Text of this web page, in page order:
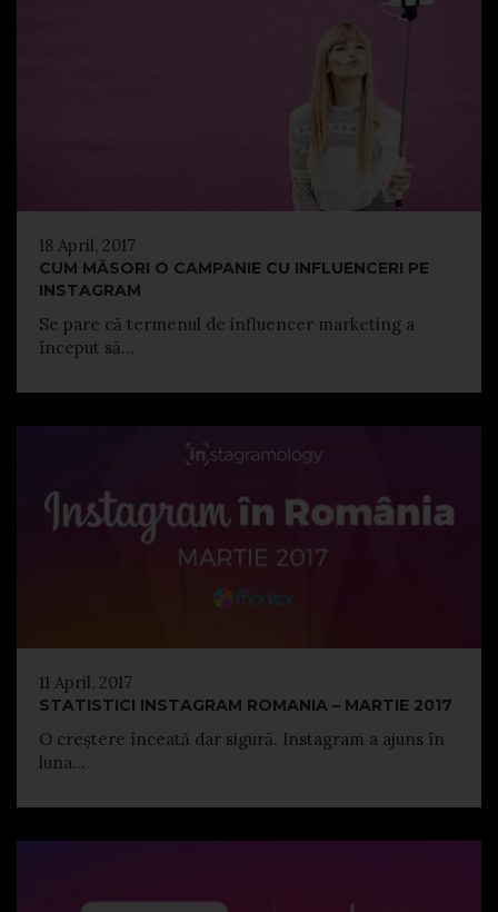
18 April, 2017
CUM MĂSORI O CAMPANIE CU INFLUENCERI PE
INSTAGRAM
Se pare că termenul de influencer marketing a
început să...
11 April, 2017
STATISTICI INSTAGRAM ROMANIA – MARTIE 2017
O creștere înceată dar sigură. Instagram a ajuns în
luna...